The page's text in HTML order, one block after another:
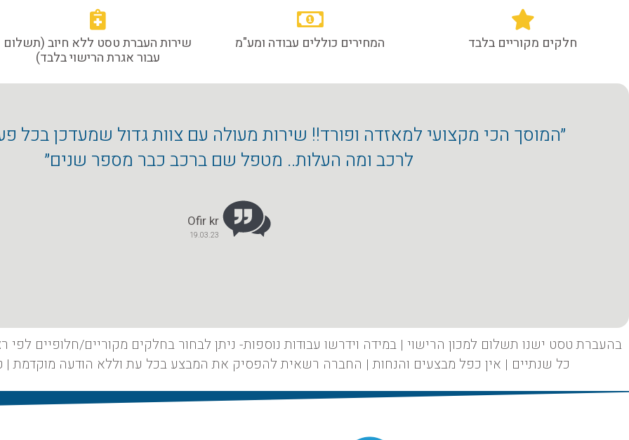
חלקים מקוריים בלבד המחירים כוללים עבודה ומע"מ שירות העברת טסט ללא חיוב (תשלום
עבור אגרת הרישוי בלבד)
״המוסך הכי מקצועי למאזדה ופורד!! שירות מעולה עם צוות גדול שמעדכן בכל
לרכב ומה העלות.. מטפל שם ברכב כבר מספר שנים״
Ofir kr
19.03.23
בהעברת טסט ישנו תשלום למכון הרישוי | במידה וידרשו עבודות נוספות- ניתן לבחור בחלקים מקוריים/חלופיים לפי
כל שנתיים | אין כפל מבצעים והנחות | החברה רשאית להפסיק את המבצע בכל עת וללא הודעה מוקדמת |